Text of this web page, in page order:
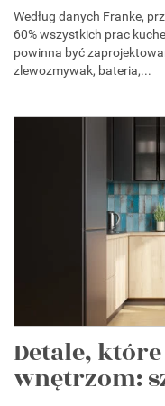
Według danych Franke,
60% wszystkich prac
powinna być
zlewozmywak, bateria,...
Detale,
wnętrzom: